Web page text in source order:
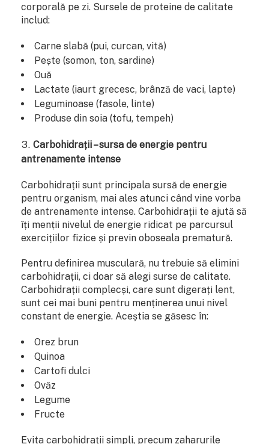
corporală pe zi. Sursele de proteine de calitate
includ:
Carne slabă (pui, curcan, vită)
Pește (somon, ton, sardine)
Ouă
Lactate (iaurt grecesc, brânză de vaci, lapte)
Leguminoase (fasole, linte)
Produse din soia (tofu, tempeh)
Carbohidrații – sursa de energie pentru
antrenamente intense
Carbohidrații sunt principala sursă de energie
pentru organism, mai ales atunci când vine vorba
de antrenamente intense. Carbohidrații te ajută să
îți menții nivelul de energie ridicat pe parcursul
exercițiilor fizice și previn oboseala prematură.
Pentru definirea musculară, nu trebuie să elimini
carbohidrații, ci doar să alegi surse de calitate.
Carbohidrații complecși, care sunt digerați lent,
sunt cei mai buni pentru menținerea unui nivel
constant de energie. Aceștia se găsesc în:
Orez brun
Quinoa
Cartofi dulci
Ovăz
Legume
Fructe
Evita carbohidrații simpli, precum zaharurile